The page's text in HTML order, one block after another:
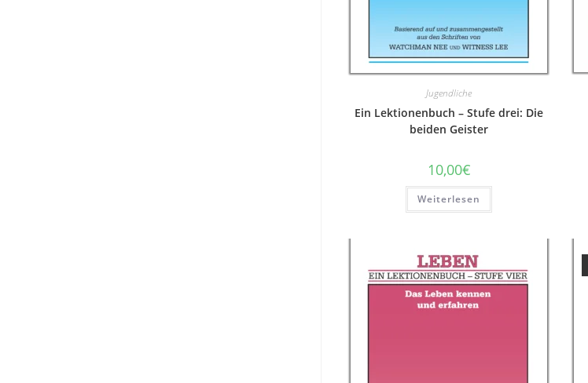
Jugendliche
Ein Lektionenbuch – Stufe drei: Die
beiden Geister
10,00€
Weiterlesen